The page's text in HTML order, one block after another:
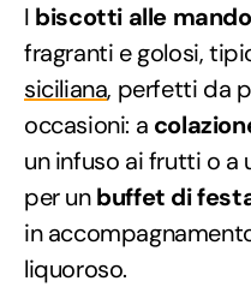
I biscotti alle
fragranti e golosi,
siciliana, perfetti da
occasioni: a
un infuso ai frutti o a
per unbuffet di
in
liquoroso.